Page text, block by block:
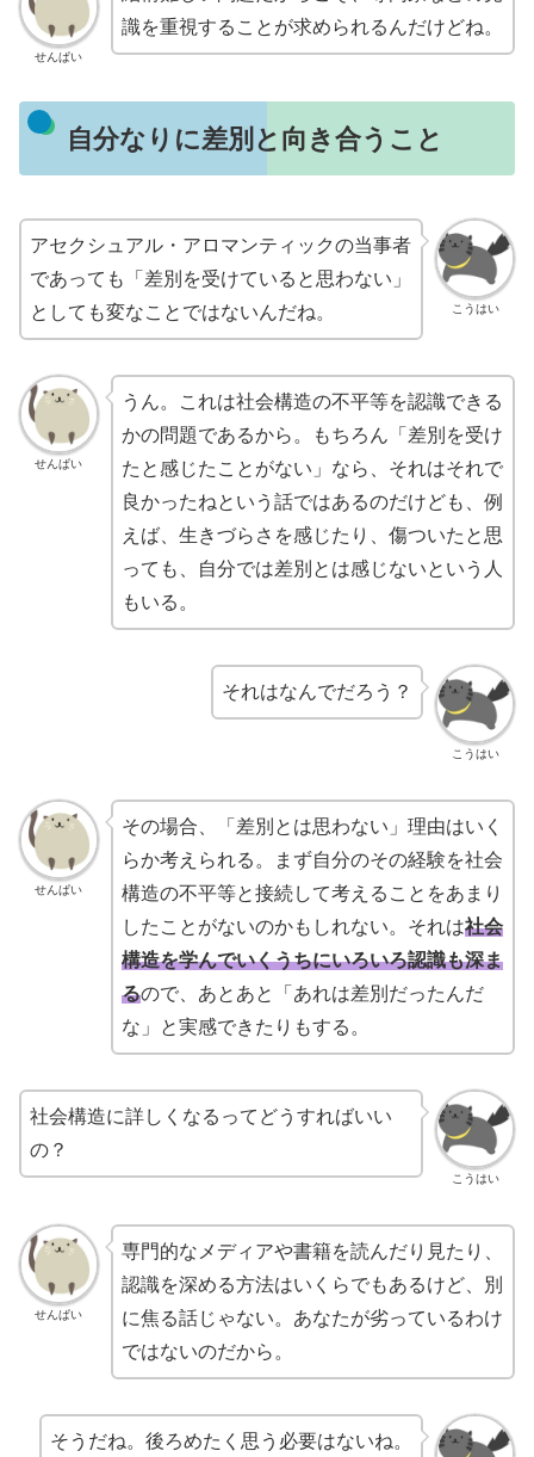
せんぱい
識を重視することが求められるんだけどね。
自分なりに差別と向き合うこと
こうはい
アセクシュアル・アロマンティックの当事者
であっても「差別を受けていると思わない」
としても変なことではないんだね。
せんぱい
うん。これは社会構造の不平等を認識できる
かの問題であるから。もちろん「差別を受け
たと感じたことがない」なら、それはそれで
良かったねという話ではあるのだけども、例
えば、生きづらさを感じたり、傷ついたと思
っても、自分では差別とは感じないという人
もいる。
こうはい
それはなんでだろう？
せんぱい
その場合、「差別とは思わない」理由はいく
らか考えられる。まず自分のその経験を社会
構造の不平等と接続して考えることをあまり
したことがないのかもしれない。それは社会
構造を学んでいくうちにいろいろ認識も深ま
るので、あとあと「あれは差別だったんだ
な」と実感できたりもする。
こうはい
社会構造に詳しくなるってどうすればいい
の？
せんぱい
専門的なメディアや書籍を読んだり見たり、
認識を深める方法はいくらでもあるけど、別
に焦る話じゃない。あなたが劣っているわけ
ではないのだから。
そうだね。後ろめたく思う必要はないね。